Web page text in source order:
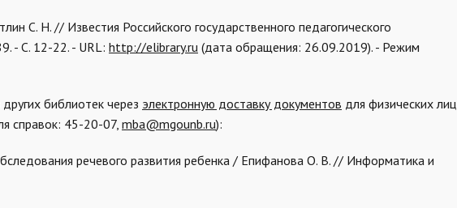
С. Н. // Известия Российского государственного педагогического
- С. 12-22. - URL: http://elibrary.ru (дата обращения: 26.09.2019). - Режим
библиотек через электронную доставку документов для физических лиц
справок: 45-20-07, mba@mgounb.ru):
речевого развития ребенка / Епифанова О. В. // Информатика и